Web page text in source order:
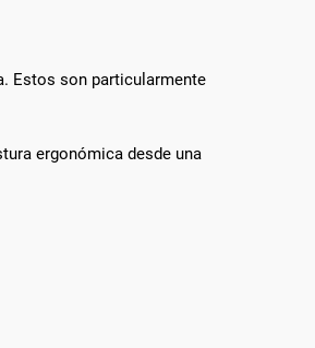
Estos son particularmente
ergonómica desde una